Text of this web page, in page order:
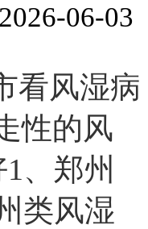
06-03
看风湿病
性的风
、郑州
类风湿